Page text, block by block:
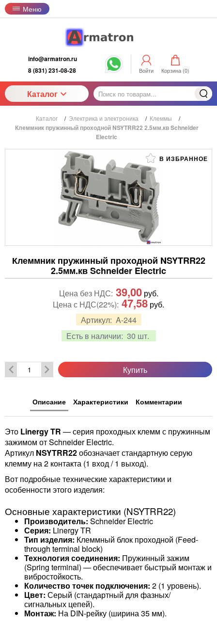
Меню
info@armatron.ru
8 (831) 231-08-28
Войти Корзина (0)
Каталог
Каталог / Электрика и электроника / Клеммы /
Клеммник пружинный проходной NSYTRR22 2.5мм.кв Schneider
Electric
В ИЗБРАННОЕ
Клеммник пружинный проходной NSYTRR22
2.5мм.кв Schneider Electric
Артикул: A-244
Есть в наличии: 30 шт.
Цена без НДС: 39,00руб.
Цена с НДС(22%): 47,58 руб.
Купить
Описание Характеристики Комментарии
Это Linergy TR — серия проходных клемм с пружинным
зажимом от Schneider Electric.
Артикул NSYTRR22обозначает стандартную серую
клемму на 2 контакта (1 вход / 1 выход).
Вот подробные технические характеристики и
особенности этого изделия:
Основные характеристики (NSYTRR22)
Производитель: Schneider Electric
Серия: Linergy TR
Тип изделия: Клеммный блок проходной (Feed-
through terminal block)
Технология соединения: Пружинный зажим
(Spring terminal) — обеспечивает быстрый монтаж и
вибростойкость.
Количество точек подключения: 2 (1 уровень).
Цвет: Серый (стандартный для фазных/
сигнальных цепей).
Монтаж: На DIN-рейку (ширина 35 мм).